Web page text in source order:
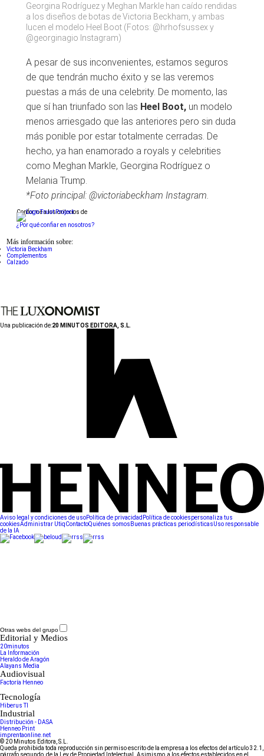
Georgina Rodríguez y Meghan Markle han caído rendidas
a los diseños de botas de Victoria Beckham, y ambas
lucen el modelo Heel Boot (Fotos: @hrhofsussex y
@georginagio Instagram)
A pesar de sus inconvenientes, estamos seguros
de que tendrán mucho éxito y se las veremos
puestas a más de una celebrity. De momento, las
que sí han triunfado son las Heel Boot, un modelo
menos arriesgado que las anteriores pero sin duda
más ponible por estar totalmente cerradas. De
hecho, ya han enamorado a royals y celebrities
como Meghan Markle, Georgina Rodríguez o
Melania Trump.
*Foto principal: @victoriabeckham Instagram.
Conforme a los criterios de
¿Por qué confiar en nosotros?
Más información sobre:
Victoria Beckham
Complementos
Calzado
Una publicación de:20 MINUTOS EDITORA, S.L.
Aviso legal y condiciones de usoPolítica de privacidad Política de cookiespersonaliza tus
cookiesAdministrar UtiqContactoQuiénes somos Buenas prácticas periodísticasUso responsable
de la IA
Otras webs del grupo
Editorial y Medios
20minutos
La Información
Heraldo de Aragón
Alayans Media
Audiovisual
Factoría Henneo
Tecnología
Hiberus TI
Industrial
Distribución - DASA
Henneo Print
imprentaonline.net
© 20 Minutos Editora, S.L.
Queda prohibida toda reproducción sin permiso escrito de la empresa a los efectos del artículo 32.1,
párrafo segundo, de la Ley de Propiedad Intelectual. Asimismo, a los efectos establecidos en el